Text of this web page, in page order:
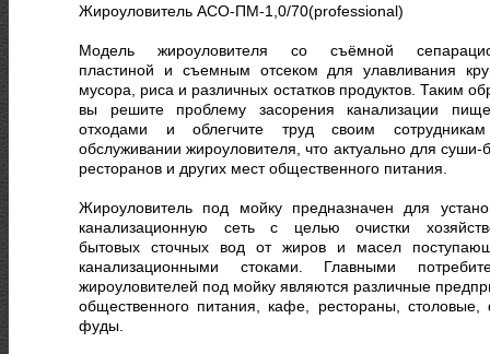
Жироуловитель АСО-ПМ-1,0/70(professional)
Модель жироуловителя со съёмной
пластиной и съемным отсеком для улавливания
мусора, риса и различных остатков продуктов. Таким
вы решите проблему засорения канализации
отходами и облегчите труд своим
обслуживании жироуловителя, что актуально для суши-
ресторанов и других мест общественного питания.
Жироуловитель под мойку предназначен для
канализационную сеть с целью очистки
бытовых сточных вод от жиров и масел
канализационными стоками. Главными
жироуловителей под мойку являются различные
общественного питания, кафе, рестораны, столовые,
фуды.